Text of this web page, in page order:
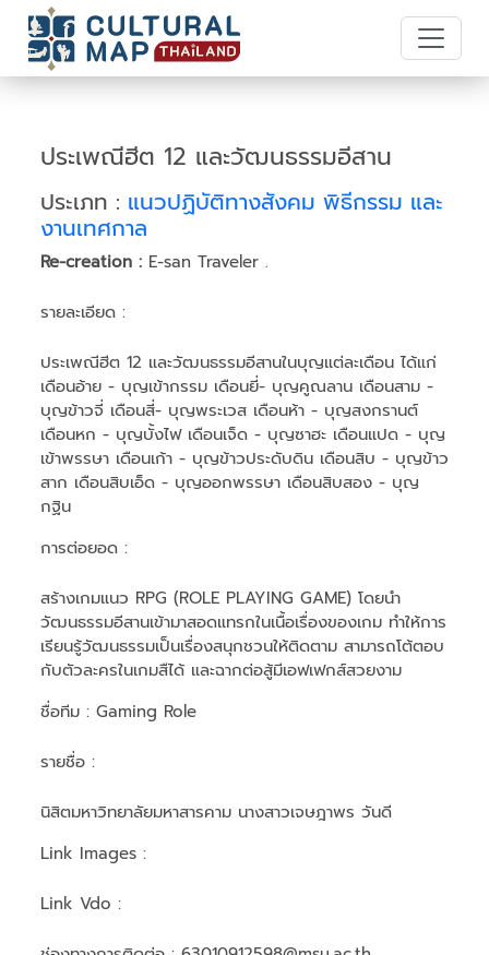
ประเพณีฮีต 12 และวัฒนธรรมอีสาน
ประเภท : แนวปฏิบัติทางสังคม พิธีกรรม และ
งานเทศกาล
Re-creation : E-san Traveler .
รายละเอียด :
ประเพณีฮีต 12 และวัฒนธรรมอีสานในบุญแต่ละเดือน ได้แก่
เดือนอ้าย - บุญเข้ากรรม เดือนยี่- บุญคูณลาน เดือนสาม -
บุญข้าวจี่ เดือนสี่- บุญพระเวส เดือนห้า - บุญสงกรานต์
เดือนหก - บุญบั้งไฟ เดือนเจ็ด - บุญซาฮะ เดือนแปด - บุญ
เข้าพรรษา เดือนเก้า - บุญข้าวประดับดิน เดือนสิบ - บุญข้าว
สาก เดือนสิบเอ็ด - บุญออกพรรษา เดือนสิบสอง - บุญ
กฐิน
การต่อยอด :
สร้างเกมแนว RPG (ROLE PLAYING GAME) โดยนำ
วัฒนธรรมอีสานเข้ามาสอดแทรกในเนื้อเรื่องของเกม ทำให้การ
เรียนรู้วัฒนธรรมเป็นเรื่องสนุกชวนให้ติดตาม สามารถโต้ตอบ
กับตัวละครในเกมสืได้ และฉากต่อสู้มีเอฟเฟกส์สวยงาม
ชื่อทีม : Gaming Role
รายชื่อ :
นิสิตมหาวิทยาลัยมหาสารคาม นางสาวเจษฎาพร วันดี
Link Images :
Link Vdo :